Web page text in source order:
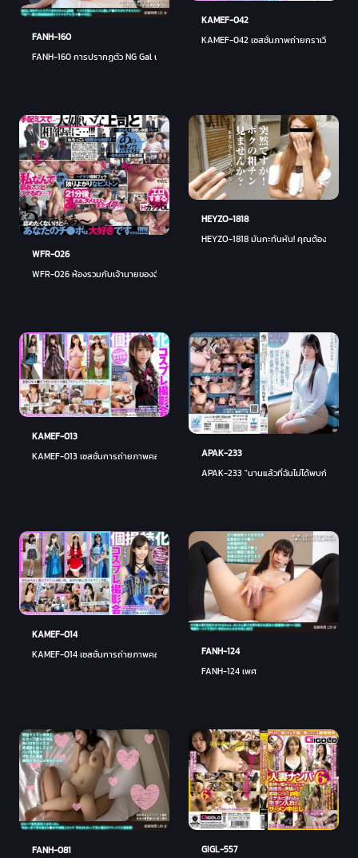
FANH-160
FANH-160 การปรากฏตัว NG Gal นางแบบ Kimino-chan หน้ากากอายุ 20 ปีถูกถอดออกแล
KAMEF-042
KAMEF-042 เซสชั่นภาพถ่ายกราเวียร์พิเศ
WFR-026
WFR-026 ห้องรวมกับเจ้านายของฉัน ฉันเกลียดการมีเพศสัมพันธ์แบบใช้กาวเล่นกับร่างกาย
HEYZO-1818
HEYZO-1818 มันกะทันหัน! คุณต้องการที่จะ
KAMEF-013
KAMEF-013 เซสชั่นการถ่ายภาพคอสเพลย์พิเศษเฉพาะบุคคล Hocchan (18) Machida
APAK-233
APAK-233 "นานแล้วที่ฉันไม่ได้พบกับสามีข
KAMEF-014
KAMEF-014 เซสชั่นการถ่ายภาพคอสเพลย์เฉพาะทาง Kanamaru-chan Machida Lens
FANH-124
FANH-124 เพศ
FANH-081 GIGL-557